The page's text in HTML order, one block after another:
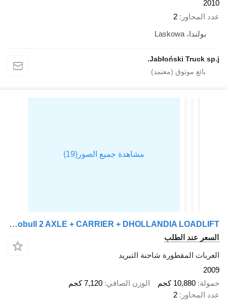
2
Jabłoński
Schmitz Cargobull 2 AXLE + CARRIER + DHOLLANDIA LOADLIFT
عند الطلب
المقطورة شاحنة التبريد
10,880 كجم الوزن الصافي
7,120 كجم
2